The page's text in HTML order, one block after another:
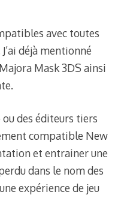
avec toutes
déjà mentionné
Mask 3DS ainsi
ou des éditeurs tiers
compatible New
et entrainer une
dans le nom des
expérience de jeu